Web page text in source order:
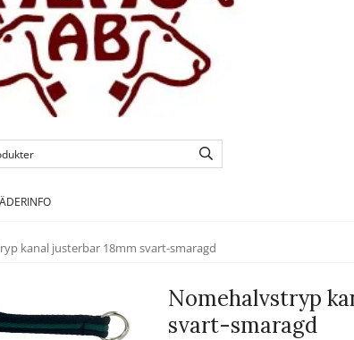
kanal justerbar 18mm svart-smaragd
Nomehalvstryp
svart-smaragd